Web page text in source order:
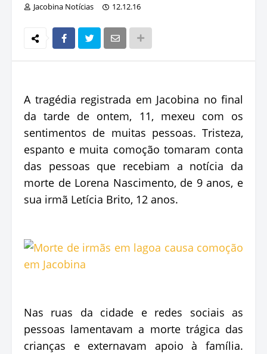
Jacobina Notícias 12.12.16
A tragédia registrada em Jacobina no final
da tarde de ontem, 11, mexeu com os
sentimentos de muitas pessoas. Tristeza,
espanto e muita comoção tomaram conta
das pessoas que recebiam a notícia da
morte de Lorena Nascimento, de 9 anos, e
sua irmã Letícia Brito, 12 anos.
Nas ruas da cidade e redes sociais as
pessoas lamentavam a morte trágica das
crianças e externavam apoio à família.